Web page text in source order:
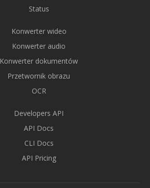
Status
Konwerter wideo
Konwerter audio
Konwerter dokumentów
Przetwornik obrazu
OCR
Developers API
API Docs
CLI Docs
API Pricing